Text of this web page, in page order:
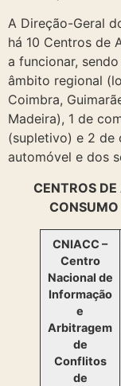
A Direção-Geral
há 10 Centros de
a funcionar,
âmbito regional
Coimbra,
Madeira), 1 de
(supletivo) e 2 de
automóvel e dos
CENTROS
CONSUMO
CNIACC –
Centro
Nacional de
Informação
e
Arbitragem
de
Conflitos
de